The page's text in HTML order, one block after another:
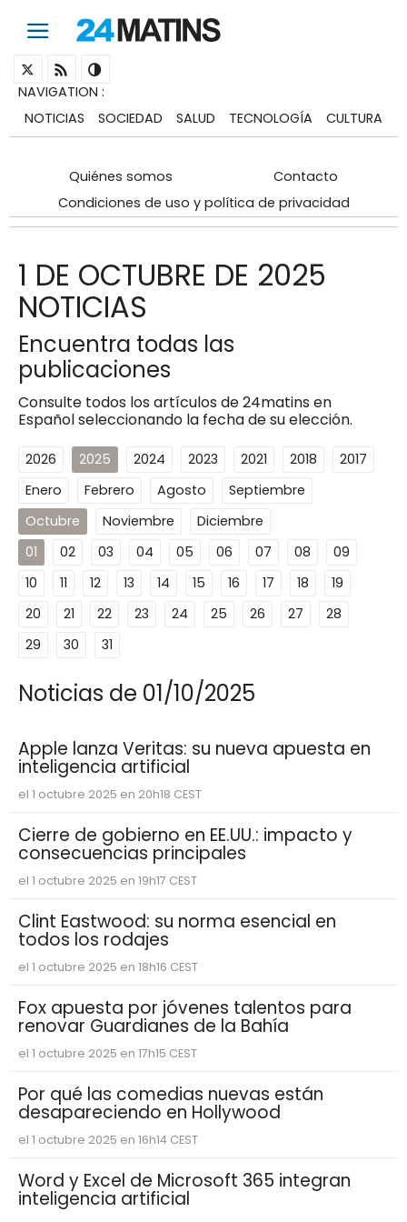
NAVIGATION :
NOTICIAS
SOCIEDAD SALUD TECNOLOGÍA CULTURA
Quiénes somos
Contacto
Condiciones de uso y política de privacidad
1 DE OCTUBRE DE 2025
NOTICIAS
Encuentra todas las
publicaciones
Consulte todos los artículos de 24matins en
Español seleccionando la fecha de su elección.
2026 2025 2024 2023 2021 2018
2017
Enero
Febrero Agosto
Septiembre
Octubre
Noviembre
Diciembre
01
02 03 04 05 06 07 08
09
10
11 12 13 14 15 16 17 18
19
20
21 22 23 24 25 26 27
28
29
30 31
Noticias de 01/10/2025
Apple lanza Veritas: su nueva apuesta en
inteligencia artificial
el 1 octubre 2025 en 20h18 CEST
Cierre de gobierno en EE.UU.: impacto y
consecuencias principales
el 1 octubre 2025 en 19h17 CEST
Clint Eastwood: su norma esencial en
todos los rodajes
el 1 octubre 2025 en 18h16 CEST
Fox apuesta por jóvenes talentos para
renovar Guardianes de la Bahía
el 1 octubre 2025 en 17h15 CEST
Por qué las comedias nuevas están
desapareciendo en Hollywood
el 1 octubre 2025 en 16h14 CEST
Word y Excel de Microsoft 365 integran
inteligencia artificial